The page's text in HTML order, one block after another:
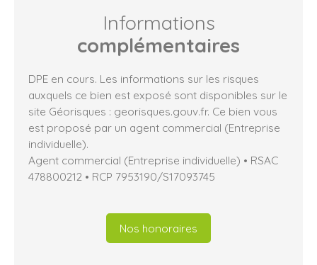
Informations
complémentaires
DPE en cours. Les informations sur les risques
auxquels ce bien est exposé sont disponibles sur le
site Géorisques : georisques.gouv.fr. Ce bien vous
est proposé par un agent commercial (Entreprise
individuelle).
Agent commercial (Entreprise individuelle) • RSAC
478800212 • RCP 7953190/S17093745
Nos honoraires